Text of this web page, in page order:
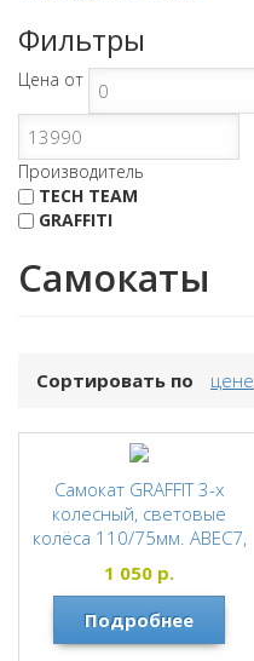
Фильтры
Цена от
Производитель
TECH TEAM
GRAFFITI
Самокаты
Сортировать по цене
Самокат GRAFFIT 3-х
колесный, световые
колёса 110/75мм. ABEC7,
максим. нагрузка 40кг.
ЖЁЛТЫЙ
GRAFFITI
1 050 р.
Подробнее